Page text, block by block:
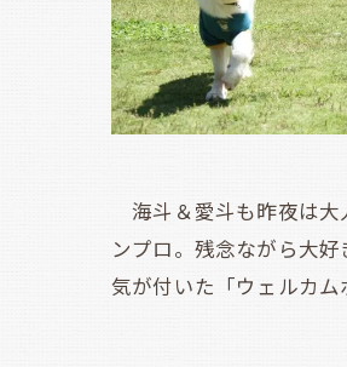
海斗＆愛斗も昨夜は大
ンプロ。残念ながら大
気が付いた「ウェルカム